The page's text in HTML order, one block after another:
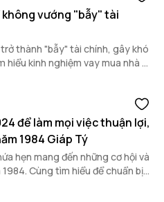
vướng "bẫy" tài
thành "bẫy" tài chính, gây khó
kinh nghiệm vay mua nhà để
để làm mọi việc thuận lợi,
1984 Giáp Tý
hẹn mang đến những cơ hội và
Cùng tìm hiểu để chuẩn bị
mọi việc.